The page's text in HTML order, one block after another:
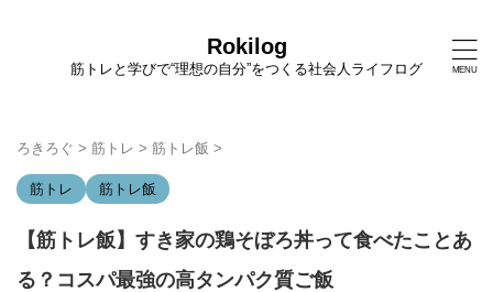
Rokilog
筋トレと学びで“理想の自分”をつくる社会人ライフログ
ろきろぐ > 筋トレ > 筋トレ飯 >
筋トレ 筋トレ飯
【筋トレ飯】すき家の鶏そぼろ丼って食べたことあ
る？コスパ最強の高タンパク質ご飯